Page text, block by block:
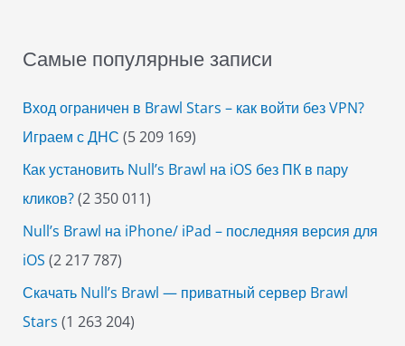
Самые популярные записи
Вход ограничен в Brawl Stars – как войти без VPN?
Играем с ДНС (5 209 169)
Как установить Null’s Brawl на iOS без ПК в пару
кликов?(2 350 011)
Null’s Brawl на iPhone/ iPad – последняя версия для
iOS (2 217 787)
Скачать Null’s Brawl — приватный сервер Brawl
Stars (1 263 204)